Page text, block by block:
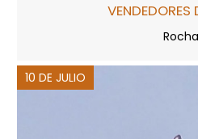
VENDEDORES
Rocha
10 DE JULIO